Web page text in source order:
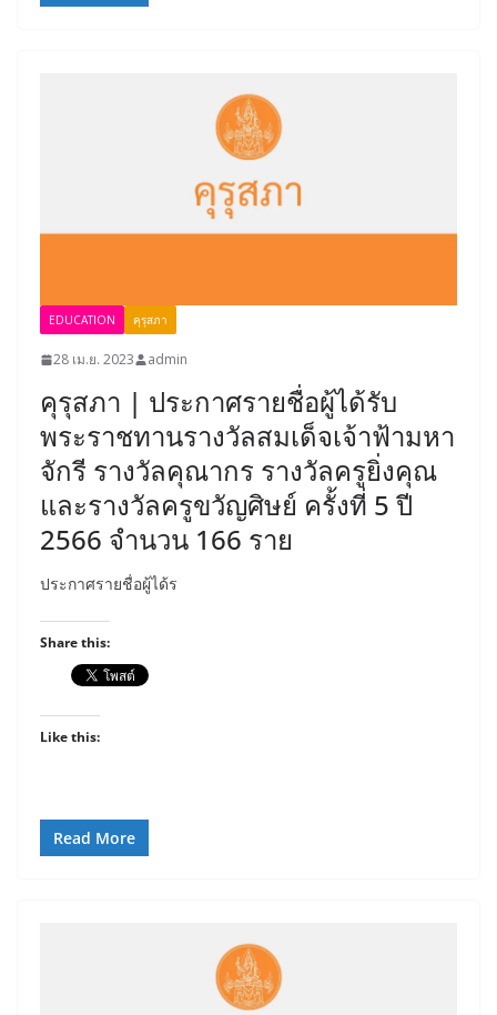
EDUCATION คุรุสภา
28 เม.ย. 2023 admin
คุรุสภา | ประกาศรายชื่อผู้ได้รับ
พระราชทานรางวัลสมเด็จเจ้าฟ้ามหา
จักรี รางวัลคุณากร รางวัลครูยิ่งคุณ
และรางวัลครูขวัญศิษย์ ครั้งที่ 5 ปี
2566 จำนวน 166 ราย
ประกาศรายชื่อผู้ได้ร
Share this:
Like this:
Read More